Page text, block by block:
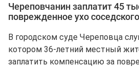
Череповчанин заплатит 45
поврежденное ухо
В городском суде Череповца
котором 36-летний местный
заплатить компенсацию за